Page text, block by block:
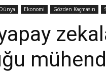
Dünya Ekonomi Gözden Kaçmasın